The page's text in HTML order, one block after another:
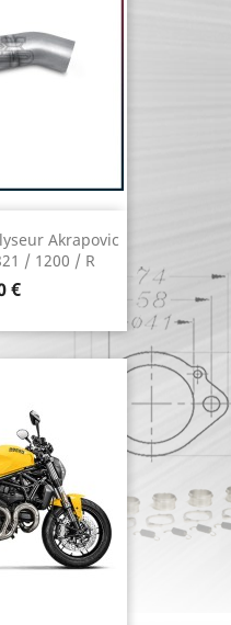
Akrapovic
/ 1200 / R
€